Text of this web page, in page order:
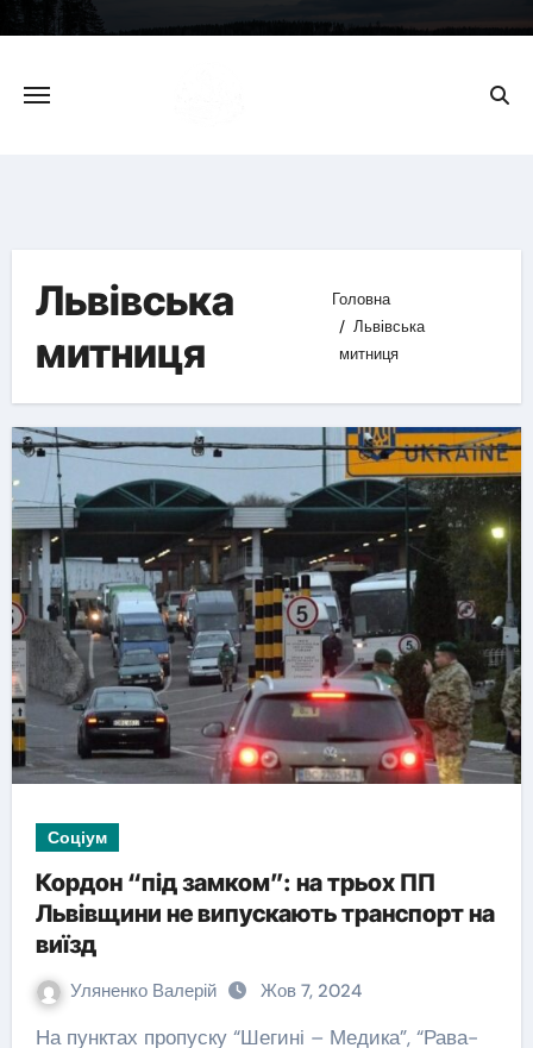
content
Львівська
митниця
Головна
Львівська
митниця
Соціум
Кордон “під замком”: на трьох ПП
Львівщини не випускають транспорт на
виїзд
Уляненко Валерій Жов 7, 2024
На пунктах пропуску “Шегині – Медика”, “Рава-